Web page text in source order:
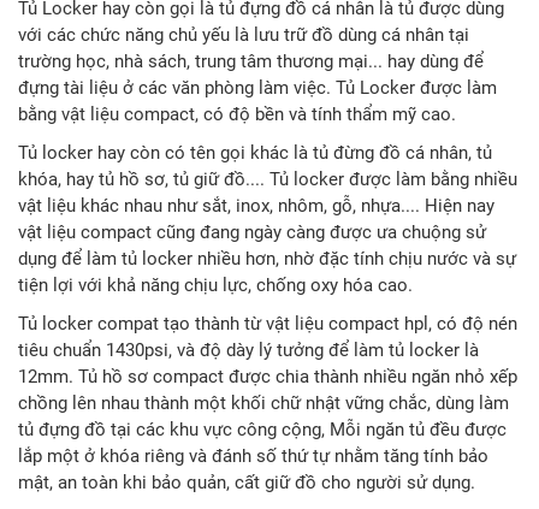
Tủ Locker hay còn gọi là tủ đựng đồ cá nhân là tủ được dùng
với các chức năng chủ yếu là lưu trữ đồ dùng cá nhân tại
trường học, nhà sách, trung tâm thương mại... hay dùng để
đựng tài liệu ở các văn phòng làm việc. Tủ Locker được làm
bằng vật liệu compact, có độ bền và tính thẩm mỹ cao.
Tủ locker hay còn có tên gọi khác là tủ đừng đồ cá nhân, tủ
khóa, hay tủ hồ sơ, tủ giữ đồ.... Tủ locker được làm bằng nhiều
vật liệu khác nhau như sắt, inox, nhôm, gỗ, nhựa.... Hiện nay
vật liệu compact cũng đang ngày càng được ưa chuộng sử
dụng để làm tủ locker nhiều hơn, nhờ đặc tính chịu nước và sự
tiện lợi với khả năng chịu lực, chống oxy hóa cao.
Tủ locker compat tạo thành từ vật liệu compact hpl, có độ nén
tiêu chuẩn 1430psi, và độ dày lý tưởng để làm tủ locker là
12mm. Tủ hồ sơ compact được chia thành nhiều ngăn nhỏ xếp
chồng lên nhau thành một khối chữ nhật vững chắc, dùng làm
tủ đựng đồ tại các khu vực công cộng, Mỗi ngăn tủ đều được
lắp một ở khóa riêng và đánh số thứ tự nhằm tăng tính bảo
mật, an toàn khi bảo quản, cất giữ đồ cho người sử dụng.